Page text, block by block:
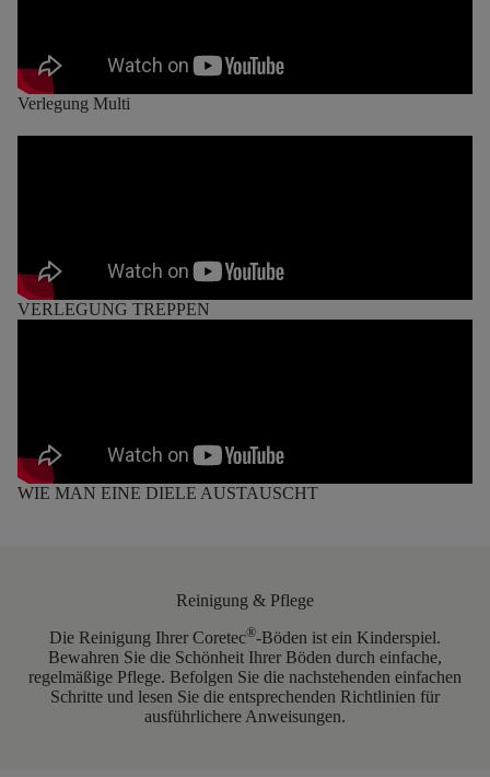
Verlegung Multi
VERLEGUNG TREPPEN
WIE MAN EINE DIELE AUSTAUSCHT
Reinigung & Pflege
Die Reinigung Ihrer Coretec®-Böden ist ein Kinderspiel.
Bewahren Sie die Schönheit Ihrer Böden durch einfache,
regelmäßige Pflege. Befolgen Sie die nachstehenden einfachen
Schritte und lesen Sie die entsprechenden Richtlinien für
ausführlichere Anweisungen.